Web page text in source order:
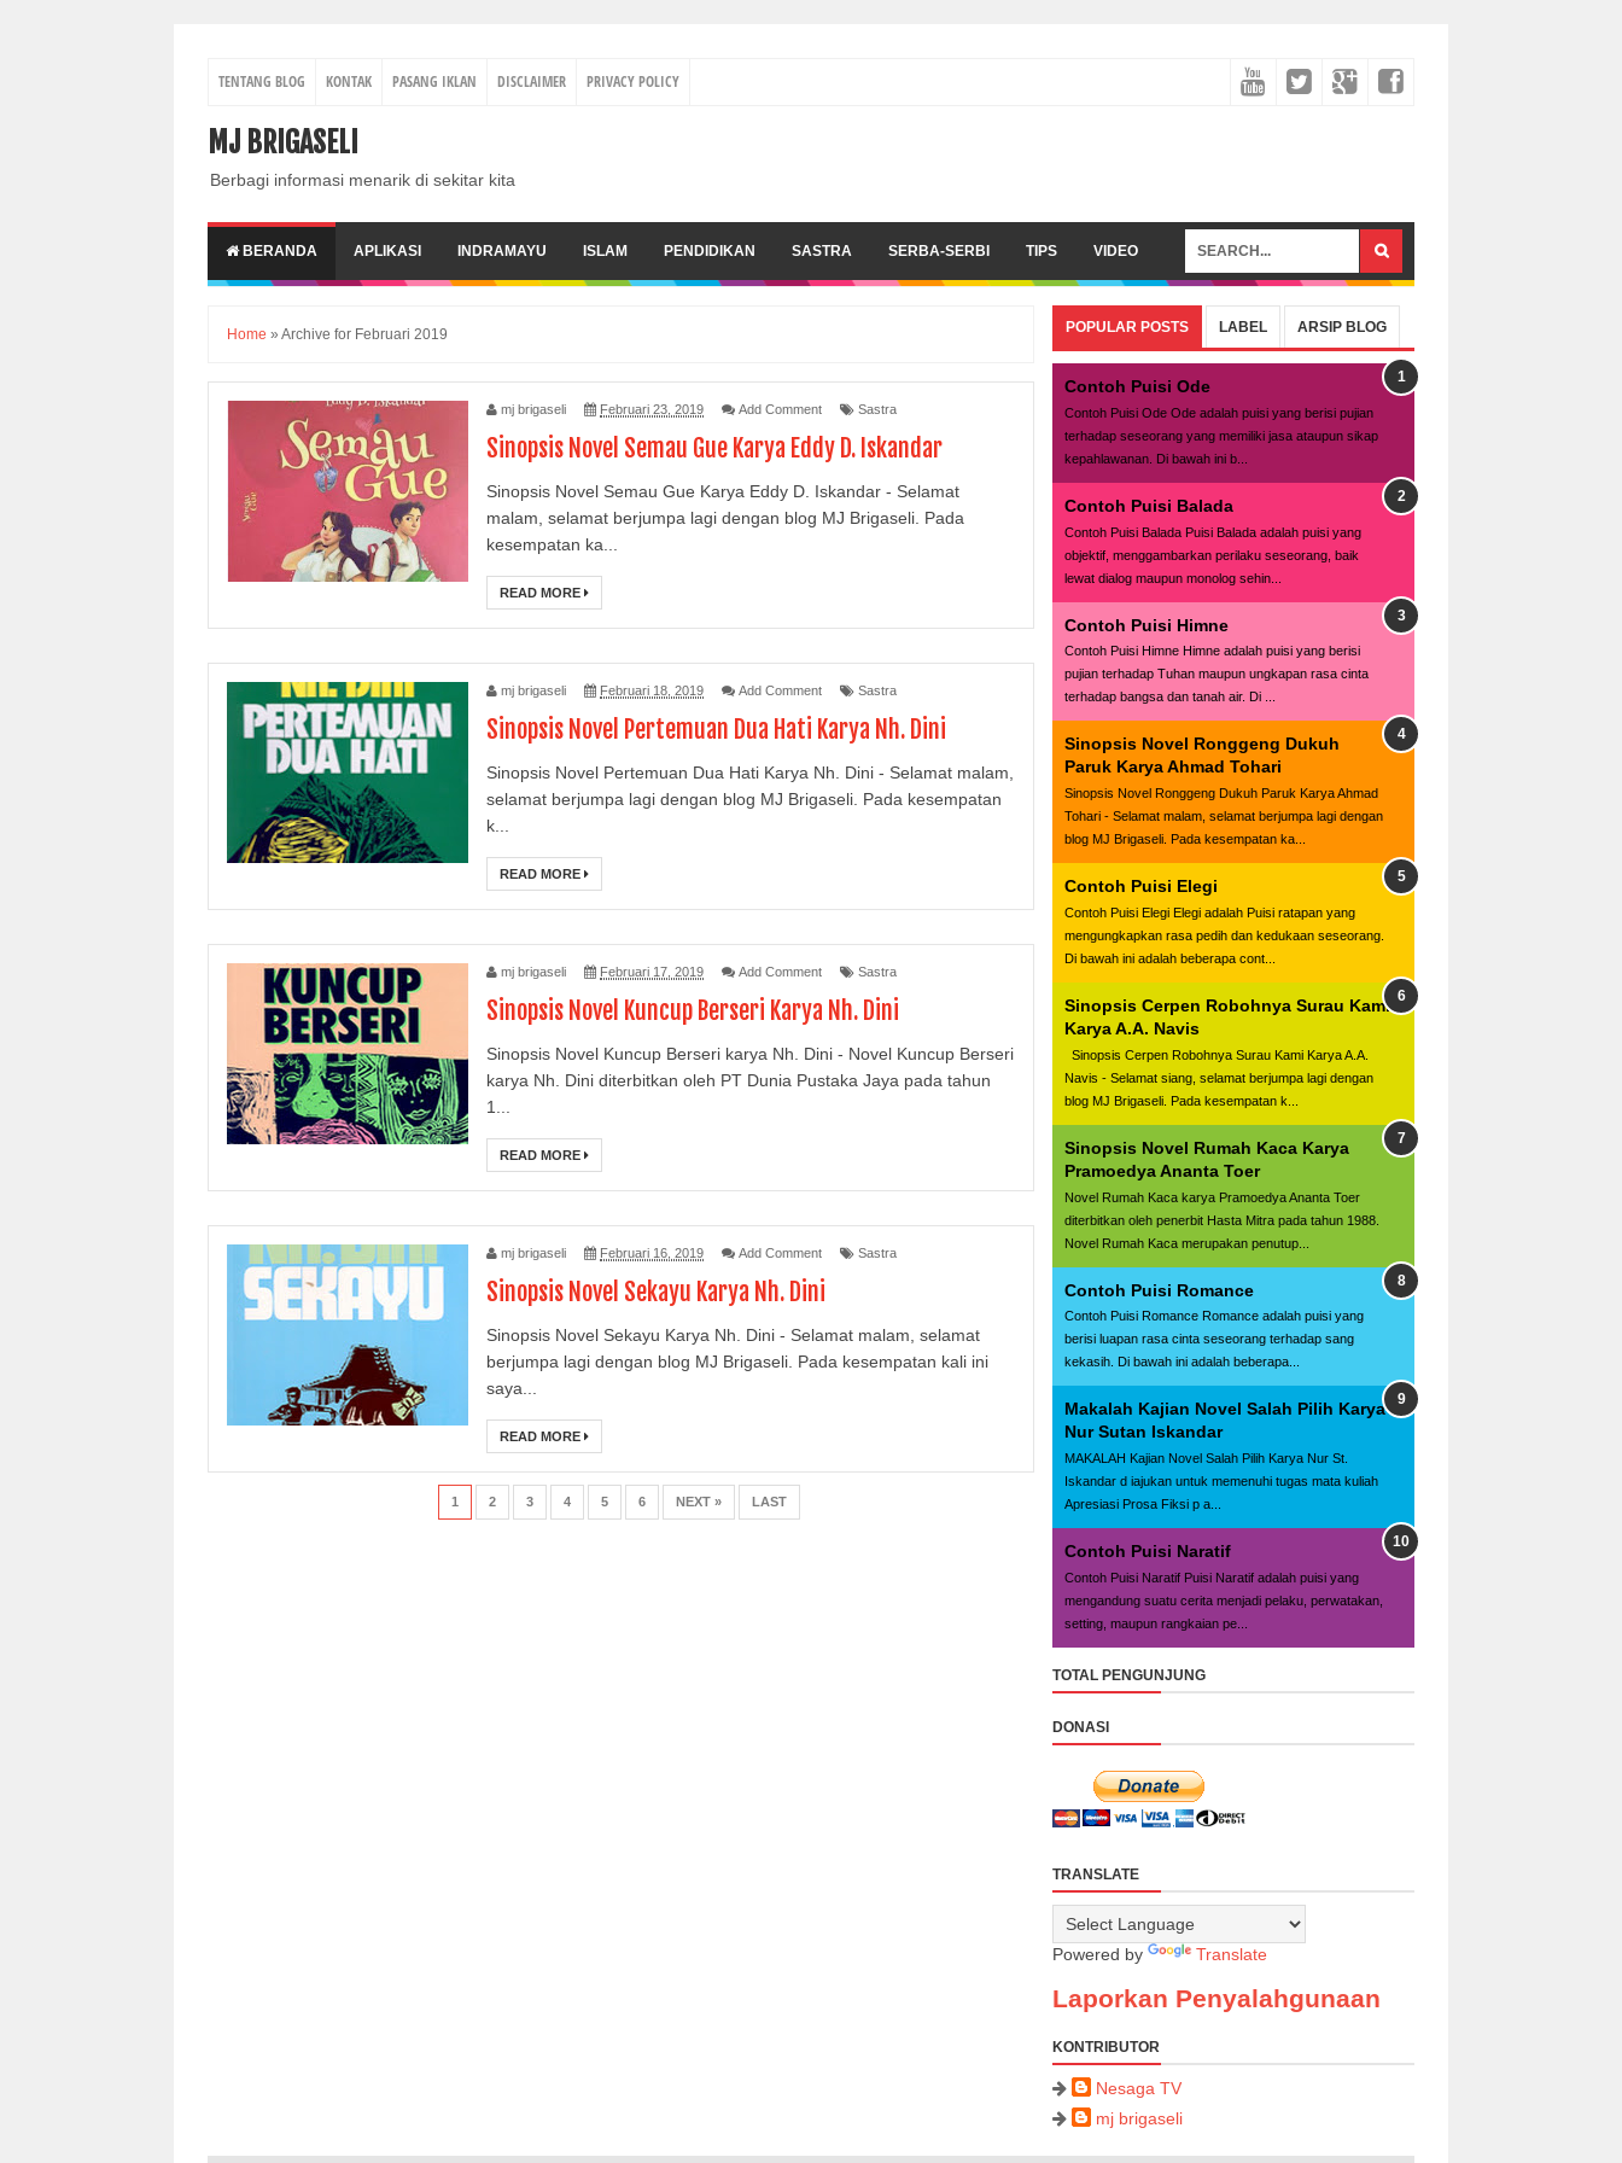
TENTANG BLOG KONTAK PASANG IKLAN DISCLAIMER PRIVACY POLICY
MJ BRIGASELI
Berbagi informasi menarik di sekitar kita
BERANDA APLIKASI INDRAMAYU ISLAM PENDIDIKAN SASTRA SERBA-SERBI TIPS VIDEO
Home » Archive for Februari 2019
mj brigaseli Februari 23, 2019 Add Comment Sastra
Sinopsis Novel Semau Gue Karya Eddy D. Iskandar
Sinopsis Novel Semau Gue Karya Eddy D. Iskandar - Selamat
malam, selamat berjumpa lagi dengan blog MJ Brigaseli. Pada
kesempatan ka...
READ MORE
mj brigaseli Februari 18, 2019 Add Comment Sastra
Sinopsis Novel Pertemuan Dua Hati Karya Nh. Dini
Sinopsis Novel Pertemuan Dua Hati Karya Nh. Dini - Selamat malam,
selamat berjumpa lagi dengan blog MJ Brigaseli. Pada kesempatan
k...
READ MORE
mj brigaseli Februari 17, 2019 Add Comment Sastra
Sinopsis Novel Kuncup Berseri Karya Nh. Dini
Sinopsis Novel Kuncup Berseri karya Nh. Dini - Novel Kuncup Berseri
karya Nh. Dini diterbitkan oleh PT Dunia Pustaka Jaya pada tahun
1...
READ MORE
mj brigaseli Februari 16, 2019 Add Comment Sastra
Sinopsis Novel Sekayu Karya Nh. Dini
Sinopsis Novel Sekayu Karya Nh. Dini - Selamat malam, selamat
berjumpa lagi dengan blog MJ Brigaseli. Pada kesempatan kali ini
saya...
READ MORE
1 2 3 4 5 6 NEXT » LAST
POPULAR POSTS LABEL ARSIP BLOG
Contoh Puisi Ode
Contoh Puisi Ode Ode adalah puisi yang berisi pujian
terhadap seseorang yang memiliki jasa ataupun sikap
kepahlawanan. Di bawah ini b...
Contoh Puisi Balada
Contoh Puisi Balada Puisi Balada adalah puisi yang
objektif, menggambarkan perilaku seseorang, baik
lewat dialog maupun monolog sehin...
Contoh Puisi Himne
Contoh Puisi Himne Himne adalah puisi yang berisi
pujian terhadap Tuhan maupun ungkapan rasa cinta
terhadap bangsa dan tanah air. Di ...
Sinopsis Novel Ronggeng Dukuh
Paruk Karya Ahmad Tohari
Sinopsis Novel Ronggeng Dukuh Paruk Karya Ahmad
Tohari - Selamat malam, selamat berjumpa lagi dengan
blog MJ Brigaseli. Pada kesempatan ka...
Contoh Puisi Elegi
Contoh Puisi Elegi Elegi adalah Puisi ratapan yang
mengungkapkan rasa pedih dan kedukaan seseorang.
Di bawah ini adalah beberapa cont...
Sinopsis Cerpen Robohnya Surau Kami
Karya A.A. Navis
Sinopsis Cerpen Robohnya Surau Kami Karya A.A.
Navis - Selamat siang, selamat berjumpa lagi dengan
blog MJ Brigaseli. Pada kesempatan k...
Sinopsis Novel Rumah Kaca Karya
Pramoedya Ananta Toer
Novel Rumah Kaca karya Pramoedya Ananta Toer
diterbitkan oleh penerbit Hasta Mitra pada tahun 1988.
Novel Rumah Kaca merupakan penutup...
Contoh Puisi Romance
Contoh Puisi Romance Romance adalah puisi yang
berisi luapan rasa cinta seseorang terhadap sang
kekasih. Di bawah ini adalah beberapa...
Makalah Kajian Novel Salah Pilih Karya
Nur Sutan Iskandar
MAKALAH Kajian Novel Salah Pilih Karya Nur St.
Iskandar d iajukan untuk memenuhi tugas mata kuliah
Apresiasi Prosa Fiksi p a...
Contoh Puisi Naratif
Contoh Puisi Naratif Puisi Naratif adalah puisi yang
mengandung suatu cerita menjadi pelaku, perwatakan,
setting, maupun rangkaian pe...
TOTAL PENGUNJUNG
DONASI
TRANSLATE
Powered by Translate
Laporkan Penyalahgunaan
KONTRIBUTOR
Nesaga TV
mj brigaseli